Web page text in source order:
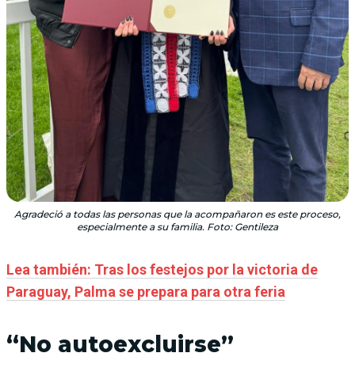
Agradeció a todas las personas que la acompañaron es este proceso,
especialmente a su familia. Foto: Gentileza
Lea también: Tras los festejos por la victoria de
Paraguay, Palma se prepara para otra feria
“No autoexcluirse”